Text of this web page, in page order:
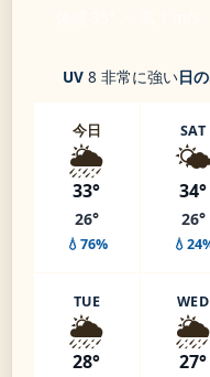
UV 8 非常に強い日
今日
🌦️
33°
26°
💧76%
SAT
34°
26°
TUE
🌦️
28°
WED
🌦️
27°